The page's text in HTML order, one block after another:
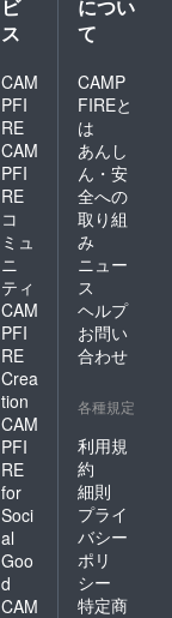
を送り
ますの
えくだ
さい。
その結
果を踏
まえて
最終編
集に入
りま
み
なさま
の貴重
なご意
見をお
待ちし
ていま
ていま
ださ
い。 ４.
シン
ス」の
エンド
ロール
に「映
画支援
者のみ
なさ
ま」と
してお
名前を
掲載さ
せてい
ただき
ます。
※エン
ルに掲
載させ
ていた
だく お
名前を
メール
にてお
知らせ
くださ
ご
ビ
ス
CAM
PFI
RE
CAM
PFI
RE
コ
ミュ
ニ
ティ
CAM
PFI
RE
Crea
tion
CAM
PFI
RE
for
Soci
al
Goo
d
CAM
につい
て
CAMP
FIREと
は
あんし
ん・安
全への
取り組
み
ニュー
ス
ヘルプ
お問い
合わせ
各種規定
利用規
約
細則
プライ
バシー
ポリ
シー
特定商